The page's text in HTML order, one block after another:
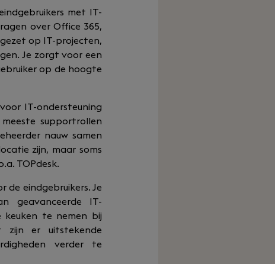
met IT-
over Office 365,
op IT-projecten,
Je zorgt voor een
op de hoogte
IT-ondersteuning
supportrollen
nauw samen
zijn, maar soms
TOPdesk.
de eindgebruikers. Je
geavanceerde IT-
keuken te nemen bij
zijn er uitstekende
verder te